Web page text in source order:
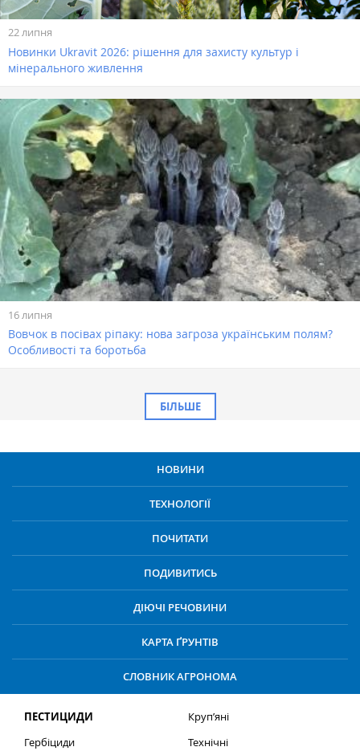
22 липня
Новинки Ukravit 2026: рішення для захисту культур і
мінерального живлення
16 липня
Вовчок в посівах ріпаку: нова загроза українським полям?
Особливості та боротьба
БІЛЬШЕ
НОВИНИ
ТЕХНОЛОГІЇ
ПОЧИТАТИ
ПОДИВИТИСЬ
ДІЮЧІ РЕЧОВИНИ
КАРТА ҐРУНТІВ
СЛОВНИК АГРОНОМА
ПЕСТИЦИДИ
Гербіциди
Круп’яні
Технічні